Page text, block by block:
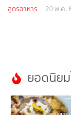
สูตรอาหาร 20 พ.ค.
ยอดนิย